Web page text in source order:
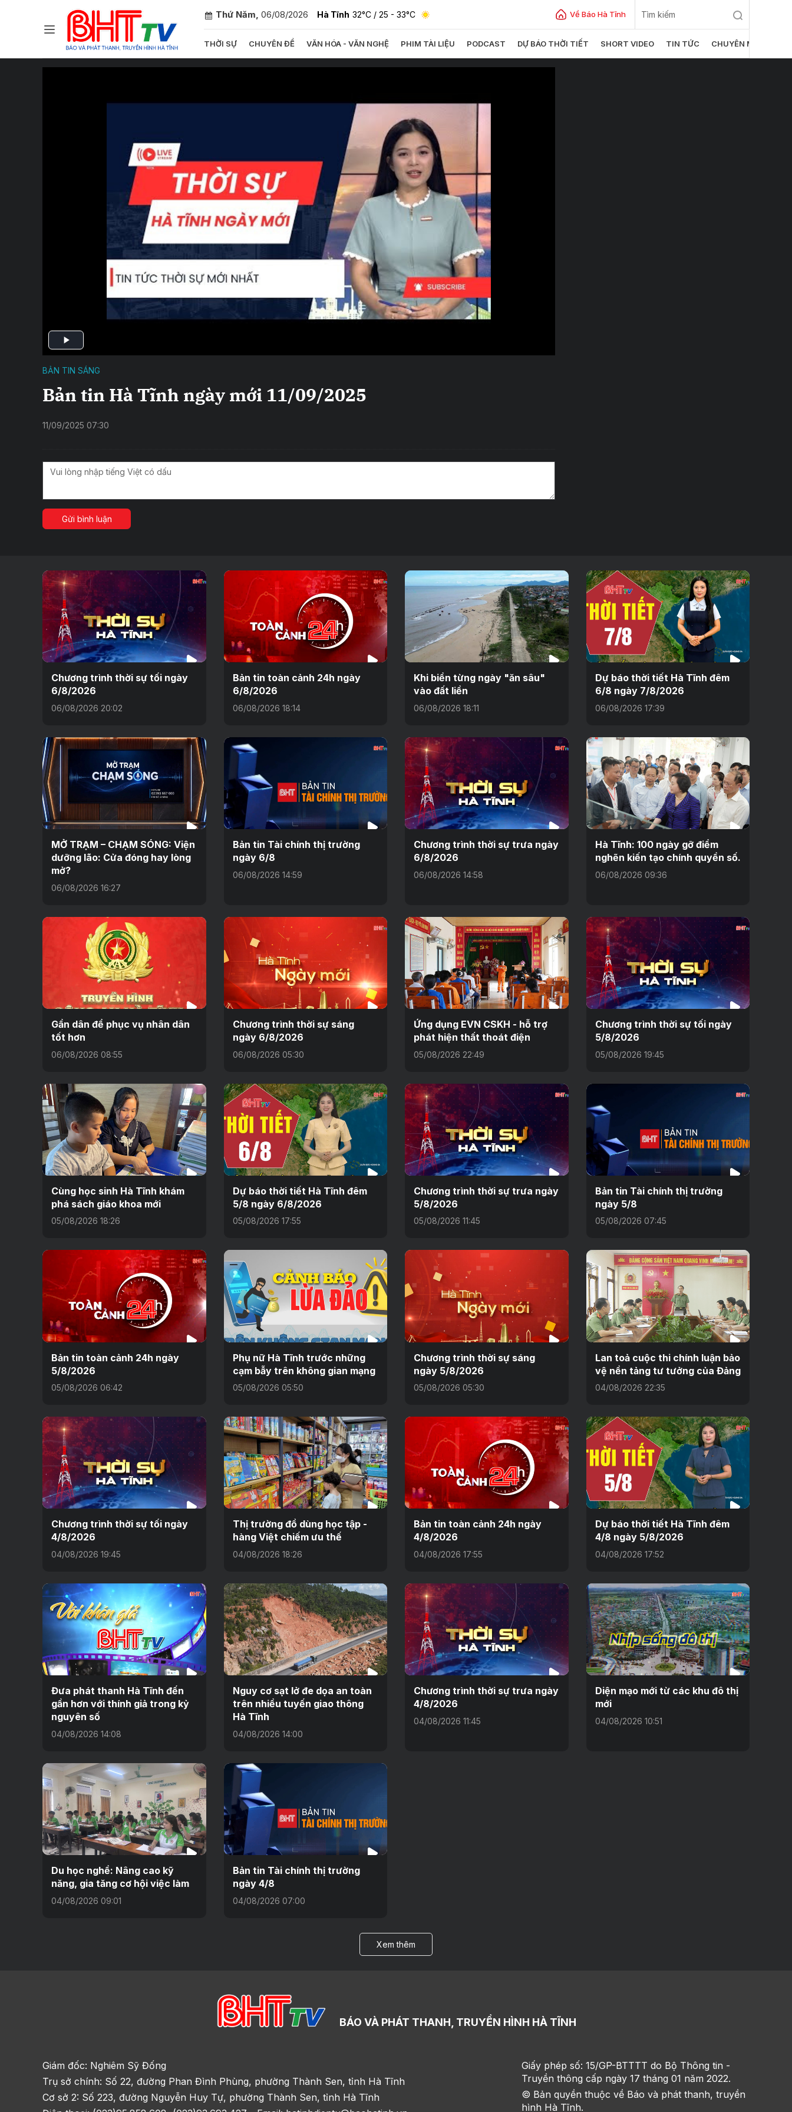
Thứ Năm, 06/08/2026 Hà Tĩnh 32°C / 25 - 33°C Về Báo Hà Tĩnh
THỜI SỰ CHUYÊN ĐỀ VĂN HÓA - VĂN NGHỆ PHIM TÀI LIỆU PODCAST DỰ BÁO THỜI TIẾT SHORT VIDEO TIN TỨC CHUYÊN MỤC
BẢN TIN SÁNG
Bản tin Hà Tĩnh ngày mới 11/09/2025
11/09/2025 07:30
Gửi bình luận
Chương trình thời sự tối ngày
6/8/2026
06/08/2026 20:02
Bản tin toàn cảnh 24h ngày
6/8/2026
06/08/2026 18:14
Khi biển từng ngày "ăn sâu"
vào đất liền
06/08/2026 18:11
Dự báo thời tiết Hà Tĩnh đêm
6/8 ngày 7/8/2026
06/08/2026 17:39
MỞ TRẠM – CHẠM SÓNG: Viện
dưỡng lão: Cửa đóng hay lòng
mở?
06/08/2026 16:27
Bản tin Tài chính thị trường
ngày 6/8
06/08/2026 14:59
Chương trình thời sự trưa ngày
6/8/2026
06/08/2026 14:58
Hà Tĩnh: 100 ngày gỡ điểm
nghẽn kiến tạo chính quyền số.
06/08/2026 09:36
Gần dân để phục vụ nhân dân
tốt hơn
06/08/2026 08:55
Chương trình thời sự sáng
ngày 6/8/2026
06/08/2026 05:30
Ứng dụng EVN CSKH - hỗ trợ
phát hiện thất thoát điện
05/08/2026 22:49
Chương trình thời sự tối ngày
5/8/2026
05/08/2026 19:45
Cùng học sinh Hà Tĩnh khám
phá sách giáo khoa mới
05/08/2026 18:26
Dự báo thời tiết Hà Tĩnh đêm
5/8 ngày 6/8/2026
05/08/2026 17:55
Chương trình thời sự trưa ngày
5/8/2026
05/08/2026 11:45
Bản tin Tài chính thị trường
ngày 5/8
05/08/2026 07:45
Bản tin toàn cảnh 24h ngày
5/8/2026
05/08/2026 06:42
Phụ nữ Hà Tĩnh trước những
cạm bẫy trên không gian mạng
05/08/2026 05:50
Chương trình thời sự sáng
ngày 5/8/2026
05/08/2026 05:30
Lan toả cuộc thi chính luận bảo
vệ nền tảng tư tưởng của Đảng
04/08/2026 22:35
Chương trình thời sự tối ngày
4/8/2026
04/08/2026 19:45
Thị trường đồ dùng học tập -
hàng Việt chiếm ưu thế
04/08/2026 18:26
Bản tin toàn cảnh 24h ngày
4/8/2026
04/08/2026 17:55
Dự báo thời tiết Hà Tĩnh đêm
4/8 ngày 5/8/2026
04/08/2026 17:52
Đưa phát thanh Hà Tĩnh đến
gần hơn với thính giả trong kỷ
nguyên số
04/08/2026 14:08
Nguy cơ sạt lở đe dọa an toàn
trên nhiều tuyến giao thông
Hà Tĩnh
04/08/2026 14:00
Chương trình thời sự trưa ngày
4/8/2026
04/08/2026 11:45
Diện mạo mới từ các khu đô thị
mới
04/08/2026 10:51
Du học nghề: Nâng cao kỹ
năng, gia tăng cơ hội việc làm
04/08/2026 09:01
Bản tin Tài chính thị trường
ngày 4/8
04/08/2026 07:00
Xem thêm
BÁO VÀ PHÁT THANH, TRUYỀN HÌNH HÀ TĨNH
Giám đốc: Nghiêm Sỹ Đống
Trụ sở chính: Số 22, đường Phan Đình Phùng, phường Thành Sen, tỉnh Hà Tĩnh
Cơ sở 2: Số 223, đường Nguyễn Huy Tự, phường Thành Sen, tỉnh Hà Tĩnh
Giấy phép số: 15/GP-BTTTT do Bộ Thông tin -
Truyền thông cấp ngày 17 tháng 01 năm 2022.
© Bản quyền thuộc về Báo và phát thanh, truyền
hình Hà Tĩnh.